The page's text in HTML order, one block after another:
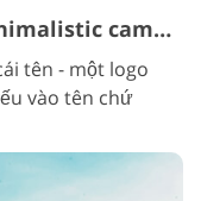
Logo Photography # 16 "A minimalistic camera"
tên - một logo
vào tên chứ